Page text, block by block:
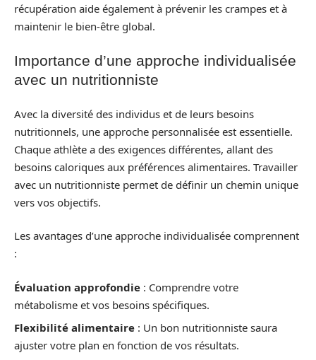
récupération aide également à prévenir les crampes et à
maintenir le bien-être global.
Importance d’une approche individualisée
avec un nutritionniste
Avec la diversité des individus et de leurs besoins
nutritionnels, une approche personnalisée est essentielle.
Chaque athlète a des exigences différentes, allant des
besoins caloriques aux préférences alimentaires. Travailler
avec un nutritionniste permet de définir un chemin unique
vers vos objectifs.
Les avantages d’une approche individualisée comprennent
:
Évaluation approfondie : Comprendre votre
métabolisme et vos besoins spécifiques.
Flexibilité alimentaire : Un bon nutritionniste saura
ajuster votre plan en fonction de vos résultats.